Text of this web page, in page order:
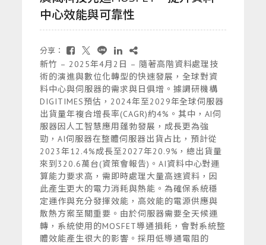
中心效能與可靠性
分享：
新竹 – 2025年4月2日 – 隨著高階資料處理技
術的演進與數位化轉型的快速發展，全球對資
料中心與伺服器的需求與日俱增。據調研機構
DIGITIMES預估，2024年至2029年全球伺服器
出貨量年複合增長率(CAGR)約4%。其中，AI伺
服器因人工智慧應用蓬勃發展，成長更為強
勁，AI伺服器在整體伺服器出貨占比，預計從
2023年12.4%成長至2027年20.9%，總出貨量
來到320.6萬台(資策會報告)。AI資料中心對運
算能力要求高，需即時處理大量高速資料，因
此產生更大的電力消耗與熱能。為確保系統穩
定運作與充分發揮效能，高效能的電源供應與
散熱方案至關重要。由於伺服器需要全天候運
轉，系統使用的MOSFET導通損耗，會對系統整
體效能產生很大的影響。採用低導通電阻的